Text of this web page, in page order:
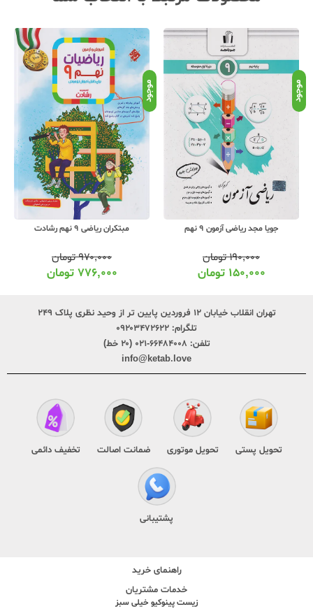
موجود
جویا مجد ریاضی آزمون 9 نهم
۱۹۰,۰۰۰تومان
۱۵۰,۰۰۰ تومان
موجود
مبتکران ریاضی 9 نهم رشادت
۹۷۰,۰۰۰تومان
۷۷۶,۰۰۰ تومان
تهران انقلاب خیابان ۱۲ فروردین پایین تر از وحید نظری پلاک ۲۴۹
تلگرام: ۰۹۲۰۳۴۷۲۶۲۲
تلفن: ۶۶۴۸۴۰۰۸-۰۲۱ (۲۰ خط)
info@ketab.love
تحویل پستی تحویل موتوری ضمانت اصالت تخفیف دائمی
پشتیبانی
راهنمای خرید
خدمات مشتریان
زیست پینوکیو خیلی سبز